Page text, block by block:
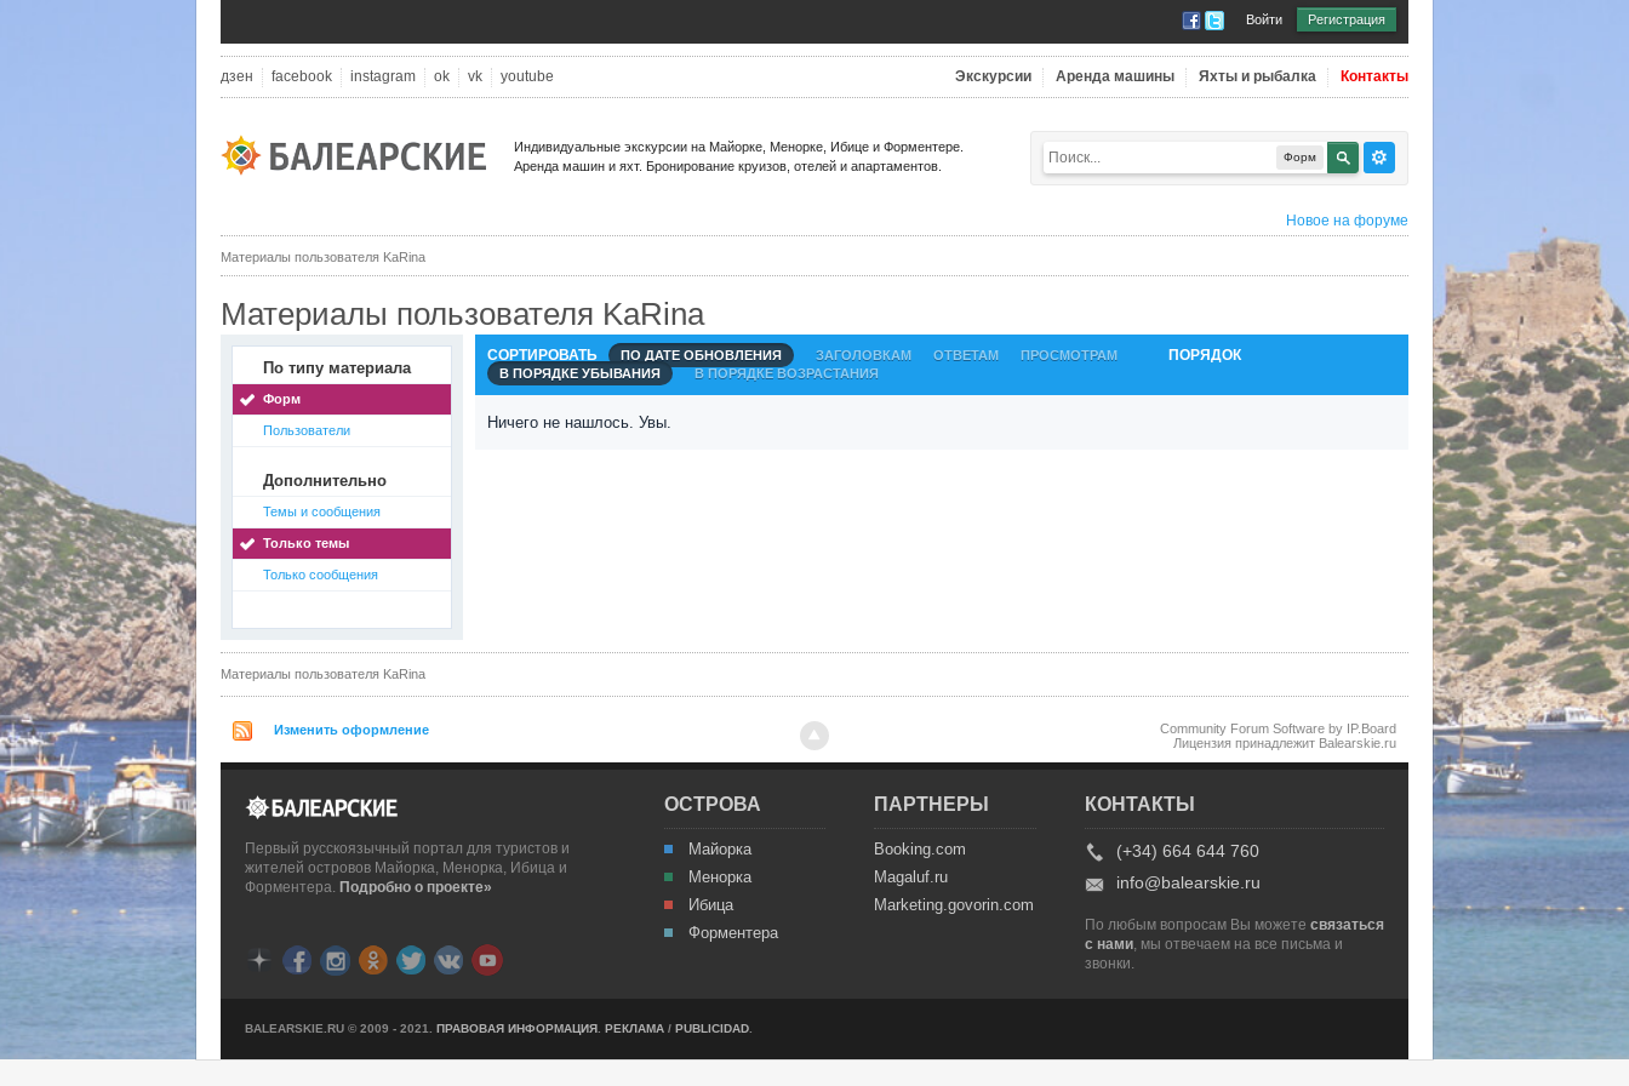
Войти Регистрация
дзен facebook instagram ok vk youtube Экскурсии Аренда машины Яхты и рыбалка Контакты
Индивидуальные экскурсии на Майорке, Менорке, Ибице и Форментере.
Аренда машин и яхт. Бронирование круизов, отелей и апартаментов.
Форм
Новое на форуме
Материалы пользователя KaRina
Материалы пользователя KaRina
По типу материала
Форм
Пользователи
Дополнительно
Темы и сообщения
Только темы
Только сообщения
СОРТИРОВАТЬ ПО ДАТЕ ОБНОВЛЕНИЯ ЗАГОЛОВКАМ ОТВЕТАМ ПРОСМОТРАМ ПОРЯДОК
В ПОРЯДКЕ УБЫВАНИЯ В ПОРЯДКЕ ВОЗРАСТАНИЯ
Ничего не нашлось. Увы.
Материалы пользователя KaRina
Изменить оформление
Community Forum Software by IP.Board
Лицензия принадлежит Balearskie.ru
Первый русскоязычный портал для туристов и
жителей островов Майорка, Менорка, Ибица и
Форментера. Подробно о проекте»
ОСТРОВА
Майорка
Менорка
Ибица
Форментера
ПАРТНЕРЫ
Booking.com
Magaluf.ru
Marketing.govorin.com
КОНТАКТЫ
(+34) 664 644 760
info@balearskie.ru
По любым вопросам Вы можете связаться
с нами , мы отвечаем на все письма и
звонки.
BALEARSKIE.RU © 2009 - 2021. ПРАВОВАЯ ИНФОРМАЦИЯ РЕКЛАМА / PUBLICIDAD